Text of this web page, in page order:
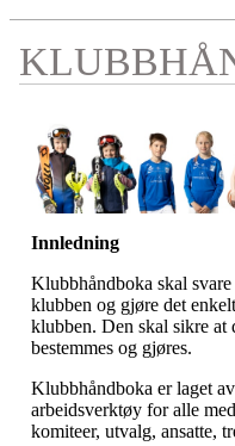
Innledning
Klubbhåndboka skal
klubben og gjøre det
klubben. Den skal sikre at
bestemmes og gjøres.
Klubbhåndboka er laget
arbeidsverktøy for alle
komiteer, utvalg, ansatte,